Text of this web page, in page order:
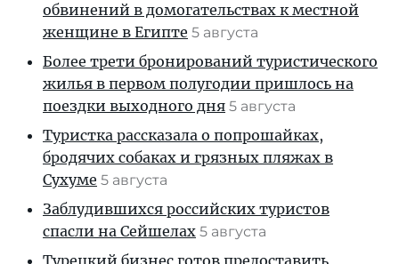
обвинений в домогательствах к местной
женщине в Египте 5 августа
Более трети бронирований туристического
жилья в первом полугодии пришлось на
поездки выходного дня 5 августа
Туристка рассказала о попрошайках,
бродячих собаках и грязных пляжах в
Сухуме 5 августа
Заблудившихся российских туристов
спасли на Сейшелах 5 августа
Турецкий бизнес готов предоставить